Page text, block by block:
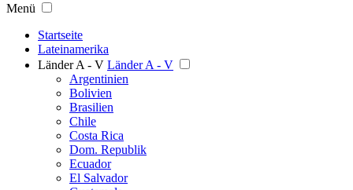
Menü
Startseite
Lateinamerika
Länder A - V Länder A - V
Argentinien
Bolivien
Brasilien
Chile
Costa Rica
Dom. Republik
Ecuador
El Salvador